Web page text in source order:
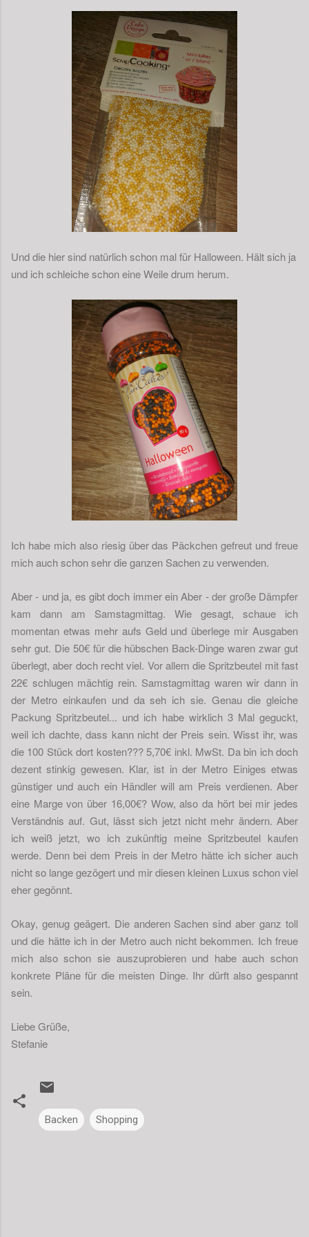
Und die hier sind natürlich schon mal für Halloween. Hält sich ja
und ich schleiche schon eine Weile drum herum.
Ich habe mich also riesig über das Päckchen gefreut und freue
mich auch schon sehr die ganzen Sachen zu verwenden.
Aber - und ja, es gibt doch immer ein Aber - der große Dämpfer
kam dann am Samstagmittag. Wie gesagt, schaue ich
momentan etwas mehr aufs Geld und überlege mir Ausgaben
sehr gut. Die 50€ für die hübschen Back-Dinge waren zwar gut
überlegt, aber doch recht viel. Vor allem die Spritzbeutel mit fast
22€ schlugen mächtig rein. Samstagmittag waren wir dann in
der Metro einkaufen und da seh ich sie. Genau die gleiche
Packung Spritzbeutel... und ich habe wirklich 3 Mal geguckt,
weil ich dachte, dass kann nicht der Preis sein. Wisst ihr, was
die 100 Stück dort kosten??? 5,70€ inkl. MwSt. Da bin ich doch
dezent stinkig gewesen. Klar, ist in der Metro Einiges etwas
günstiger und auch ein Händler will am Preis verdienen. Aber
eine Marge von über 16,00€? Wow, also da hört bei mir jedes
Verständnis auf. Gut, lässt sich jetzt nicht mehr ändern. Aber
ich weiß jetzt, wo ich zukünftig meine Spritzbeutel kaufen
werde. Denn bei dem Preis in der Metro hätte ich sicher auch
nicht so lange gezögert und mir diesen kleinen Luxus schon viel
eher gegönnt.
Okay, genug geägert. Die anderen Sachen sind aber ganz toll
und die hätte ich in der Metro auch nicht bekommen. Ich freue
mich also schon sie auszuprobieren und habe auch schon
konkrete Pläne für die meisten Dinge. Ihr dürft also gespannt
sein.
Liebe Grüße,
Stefanie
Backen Shopping